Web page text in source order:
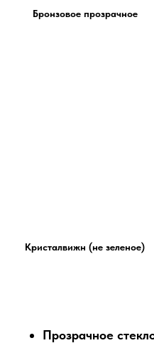
Бронзовое прозрачное
Кристалвижн (не зеленое)
Прозрачное